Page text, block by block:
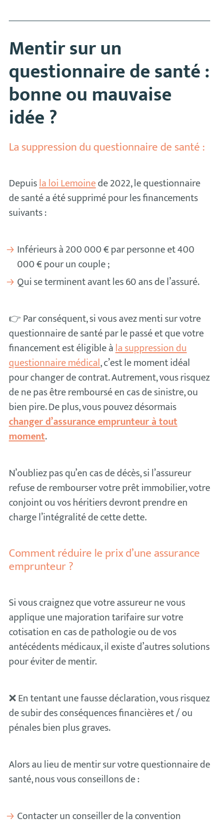
Mentir sur un
questionnaire de santé :
bonne ou mauvaise
idée ?
La suppression du questionnaire de santé :
Depuisla loi Lemoinede 2022, le questionnaire
de santé a été supprimé pour les financements
suivants :
Inférieurs à 200 000 € par personne et 400
000 € pour un couple ;
Qui se terminent avant les 60 ans de l’assuré.
👉 Par conséquent, si vous avez menti sur votre
questionnaire de santé par le passé et que votre
financement est éligible àla suppression du
questionnaire médical, c’est le moment idéal
pour changer de contrat. Autrement, vous risquez
de ne pas être remboursé en cas de sinistre, ou
bien pire. De plus, vous pouvez désormais
changer d’assurance emprunteur à tout
moment.
N’oubliez pas qu’en cas de décès, si l’assureur
refuse de rembourser votre prêt immobilier, votre
conjoint ou vos héritiers devront prendre en
charge l’intégralité de cette dette.
Comment réduire le prix d’une assurance
emprunteur ?
Si vous craignez que votre assureur ne vous
applique une majoration tarifaire sur votre
cotisation en cas de pathologie ou de vos
antécédents médicaux, il existe d’autres solutions
pour éviter de mentir.
❌ En tentant une fausse déclaration, vous risquez
de subir des conséquences financières et / ou
pénales bien plus graves.
Alors au lieu de mentir sur votre questionnaire de
santé, nous vous conseillons de :
Contacter un conseiller de la convention